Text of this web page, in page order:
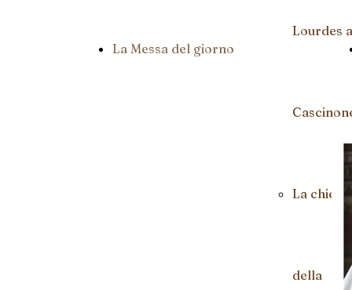
Lourdes
La chiesa
della
La Messa del giorno